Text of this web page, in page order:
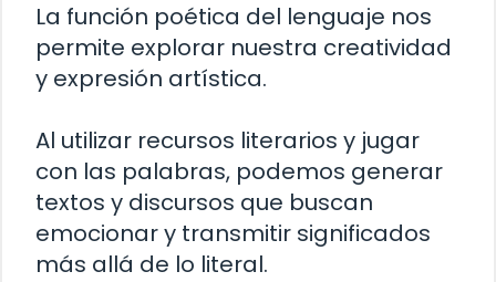
La función poética del lenguaje nos
permite explorar nuestra creatividad
y expresión artística.
Al utilizar recursos literarios y jugar
con las palabras, podemos generar
textos y discursos que buscan
emocionar y transmitir significados
más allá de lo literal.